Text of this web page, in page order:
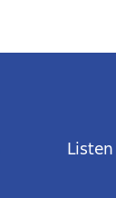
Listen